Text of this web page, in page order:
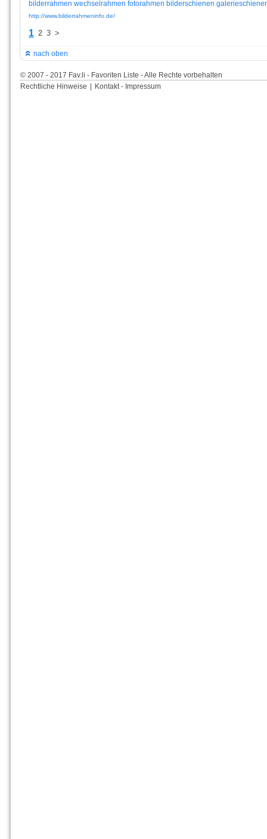
bilderrahmen wechselrahmen fotorahmen bilderschienen
http://www.bilderrahmeninfo.de/
1 2 3 >
nach oben
© 2007 - 2017 Fav.li - Favoriten Liste - Alle Rechte vorbehalten
Rechtliche Hinweise
Kontakt - Impressum